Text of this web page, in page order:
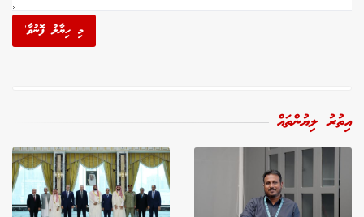
މި ހިޔާލު ފޮނުވާ'
އިތުރު ލިޔުންތައް